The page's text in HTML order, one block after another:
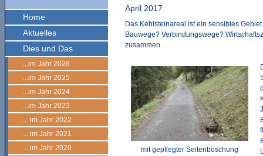
Home
Aktuelles
Dies und Das
...im Jahr 2026
...im Jahr 2025
...im Jahr 2024
...im Jahr 2023
... im Jahr 2022
... im Jahr 2021
... im Jahr 2020
April 2017
Das Kehlsteinareal ist ein sensibles
Bauwege? Verbindungswege?
zusammen.
mit gepflegter Seitenböschung